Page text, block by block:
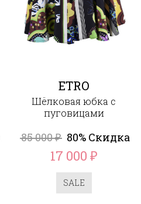
ETRO
Шёлковая юбка с
пуговицами
85 000₽ 80% Скидка
17 000 ₽
SALE